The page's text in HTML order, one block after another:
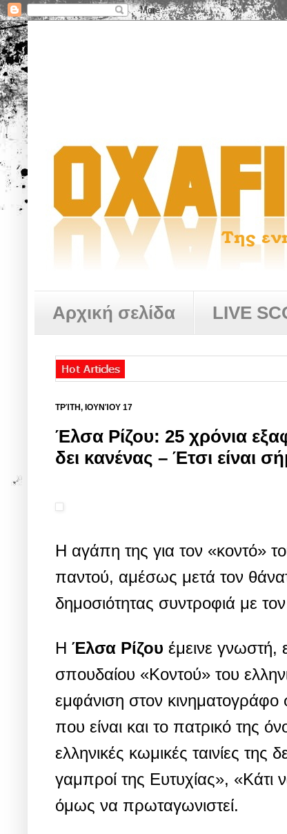
Αρχική σελίδα LIVE
ΤΡΊΤΗ, ΙΟΥΝΊΟΥ 17
Έλσα Ρίζου: 25 χρόνια
δει κανένας – Έτσι είναι
Η αγάπη της για τον «κοντό»
παντού, αμέσως μετά τον
δημοσιότητας συντροφιά με
Η Έλσα Ρίζου έμεινε
σπουδαίου «Κοντού» του
εμφάνιση στον
που είναι και το πατρικό της
ελληνικές κωμικές ταινίες
γαμπροί της Ευτυχίας», «Κάτι
όμως να πρωταγωνιστεί.